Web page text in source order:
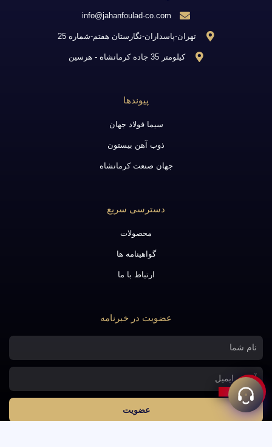
info@jahanfoulad-co.com
تهران-پاسداران-نگارستان هفتم-شماره 25
کیلومتر 35 جاده کرمانشاه - هرسین
پیوندها
سیما فولاد جهان
ذوب آهن بیستون
جهان صنعت کرمانشاه
دسترسی سریع
محصولات
گواهینامه ها
ارتباط با ما
عضویت در خبرنامه
آدرس
ایمیل
عضویت